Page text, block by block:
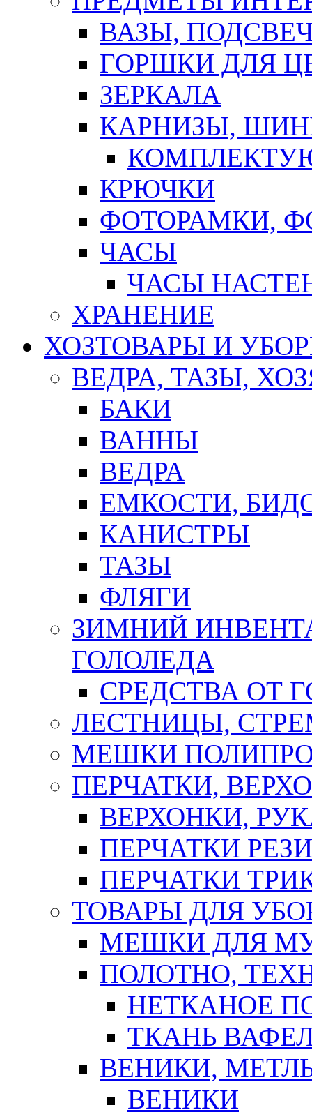
ВАЗЫ,
ГОРШКИ ДЛЯ
ЗЕРКАЛА
КАРНИЗЫ,
КРЮЧКИ
ФОТОРАМКИ,
ЧАСЫ
ЧАСЫ
ХРАНЕНИЕ
ХОЗТОВАРЫ И
ВЕДРА, ТАЗЫ,
БАКИ
ВАННЫ
ВЕДРА
ЕМКОСТИ,
КАНИСТРЫ
ТАЗЫ
ФЛЯГИ
ЗИМНИЙ
ГОЛОЛЕДА
СРЕДСТВА ОТ
ЛЕСТНИЦЫ,
МЕШКИ
ПЕРЧАТКИ,
ВЕРХОНКИ,
ПЕРЧАТКИ
ПЕРЧАТКИ
ТОВАРЫ ДЛЯ
МЕШКИ ДЛЯ
ПОЛОТНО,
НЕТКАНОЕ
ТКАНЬ
ВЕНИКИ,
ВЕНИКИ